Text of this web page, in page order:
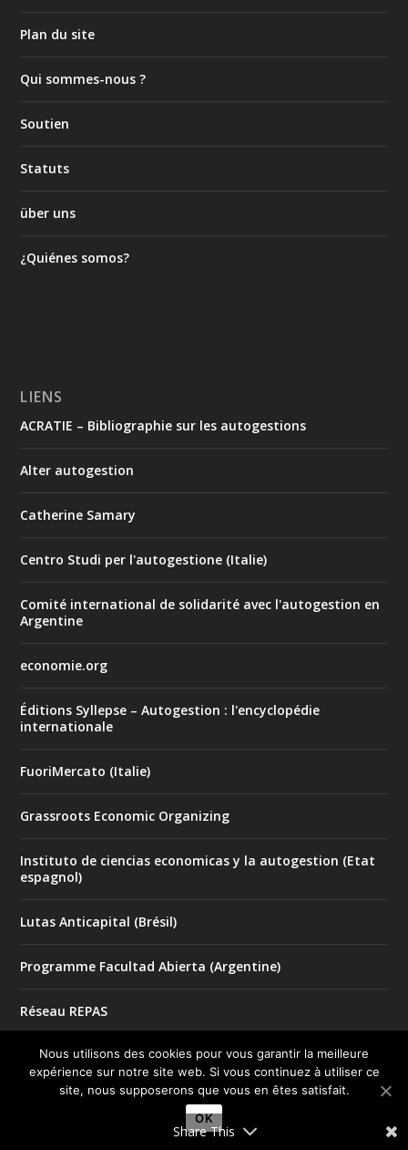
Plan du site
Qui sommes-nous ?
Soutien
Statuts
über uns
¿Quiénes somos?
LIENS
ACRATIE – Bibliographie sur les autogestions
Alter autogestion
Catherine Samary
Centro Studi per l'autogestione (Italie)
Comité international de solidarité avec l'autogestion en
Argentine
economie.org
Éditions Syllepse – Autogestion : l'encyclopédie
internationale
FuoriMercato (Italie)
Grassroots Economic Organizing
Instituto de ciencias economicas y la autogestion (Etat
espagnol)
Lutas Anticapital (Brésil)
Programme Facultad Abierta (Argentine)
Réseau REPAS
SCOP – sociétés coopératives (les)
SCOP-TI (Ex Fralib)
Share This
Nous utilisons des cookies pour vous garantir la meilleure
expérience sur notre site web. Si vous continuez à utiliser ce
site, nous supposerons que vous en êtes satisfait.
OK